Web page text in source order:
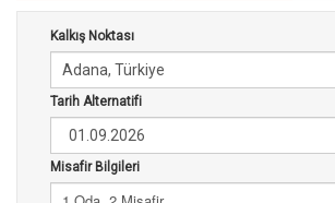
Kalkış Noktası
Tarih Alternatifi
Misafir Bilgileri